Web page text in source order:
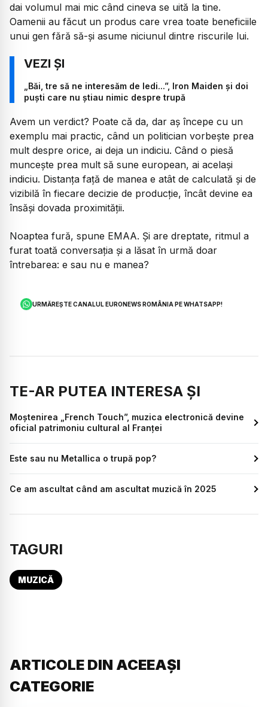
dai volumul mai mic când cineva se uită la tine.
Oamenii au făcut un produs care vrea toate beneficiile
unui gen fără să-și asume niciunul dintre riscurile lui.
„Băi, tre să ne interesăm de Iedi...”, Iron Maiden și doi
puști care nu știau nimic despre trupă
Avem un verdict? Poate că da, dar aș începe cu un
exemplu mai practic, când un politician vorbește prea
mult despre orice, ai deja un indiciu. Când o piesă
muncește prea mult să sune european, ai același
indiciu. Distanța față de manea e atât de calculată și de
vizibilă în fiecare decizie de producție, încât devine ea
însăși dovada proximității.
Noaptea fură, spune EMAA. Și are dreptate, ritmul a
furat toată conversația și a lăsat în urmă doar
întrebarea: e sau nu e manea?
URMĂREȘTE CANALUL EURONEWS ROMÂNIA PE WHATSAPP!
TE-AR PUTEA INTERESA ȘI
Moștenirea „French Touch”, muzica electronică devine
oficial patrimoniu cultural al Franței
Este sau nu Metallica o trupă pop?
Ce am ascultat când am ascultat muzică în 2025
TAGURI
MUZICĂ
ARTICOLE DIN ACEEAȘI
CATEGORIE